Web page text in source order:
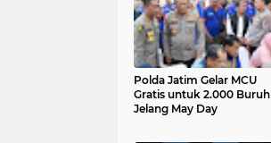
Polda Jatim Gelar MCU
Gratis untuk 2.000 Buruh
Jelang May Day